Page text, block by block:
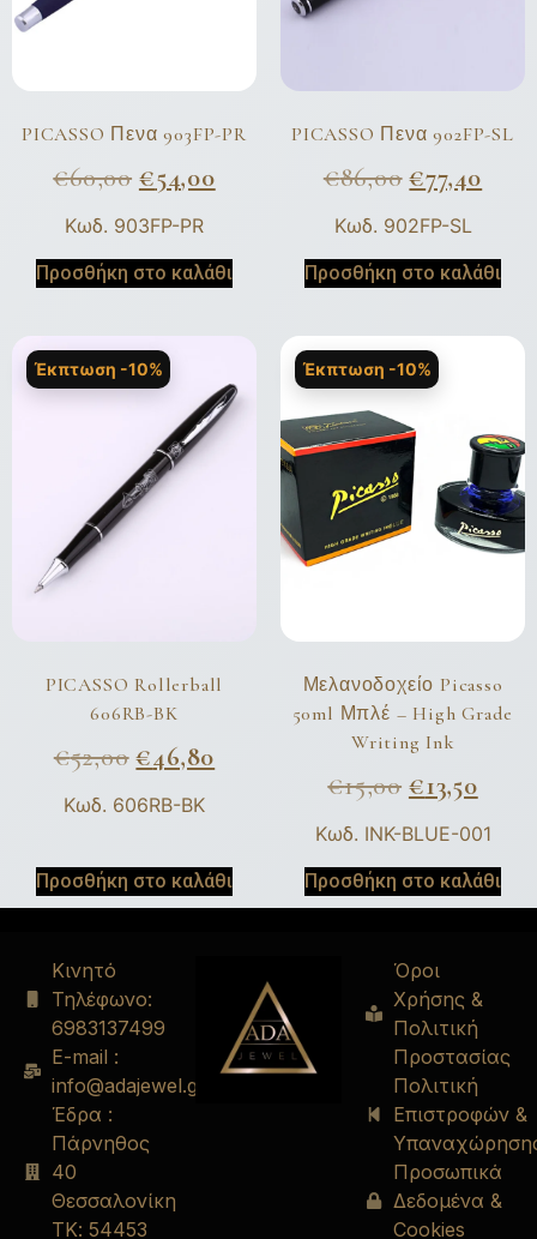
PICASSO Πενα 903FP-PR
€60,00 €54,00
Κωδ. 903FP-PR
Προσθήκη στο καλάθι
PICASSO Πενα 902FP-SL
€86,00 €77,40
Κωδ. 902FP-SL
Προσθήκη στο καλάθι
Έκπτωση -10%
PICASSO Rollerball
606RB-BK
€52,00 €46,80
Κωδ. 606RB-BK
Προσθήκη στο καλάθι
Έκπτωση -10%
Μελανοδοχείο Picasso
50ml Μπλέ – High Grade
Writing Ink
€15,00 €13,50
Κωδ. INK-BLUE-001
Προσθήκη στο καλάθι
Κινητό
Τηλέφωνο:
6983137499
E-mail :
info@adajewel.gr
Έδρα :
Πάρνηθος
40
Θεσσαλονίκη
ΤΚ: 54453
Όροι
Χρήσης &
Πολιτική
Προστασίας
Πολιτική
Επιστροφών &
Προσωπικά
Δεδομένα &
Cookies